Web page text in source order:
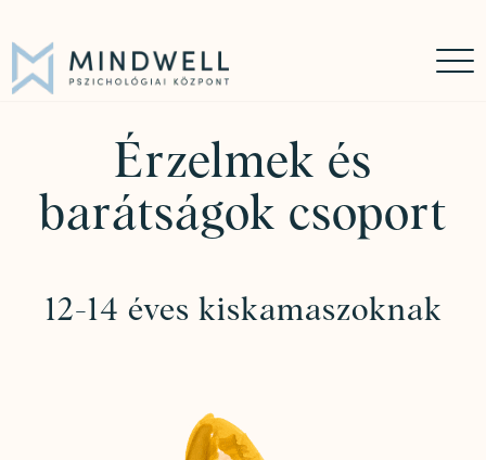
Érzelmek és
barátságok csoport
12-14 éves kiskamaszoknak